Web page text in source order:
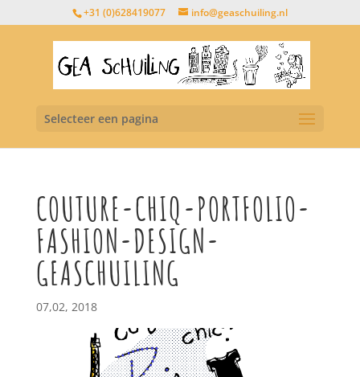
+31 (0)628419077 info@geaschuiling.nl
Selecteer een pagina
COUTURE-CHIQ-PORTFOLIO-
FASHION-DESIGN-
GEASCHUILING
07,02, 2018